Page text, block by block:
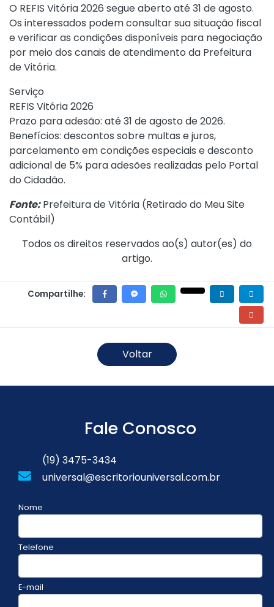
O REFIS Vitória 2026 segue aberto até 31 de agosto.
Os interessados podem consultar sua situação fiscal
e verificar as condições disponíveis para negociação
por meio dos canais de atendimento da Prefeitura
de Vitória.
Serviço
REFIS Vitória 2026
Prazo para adesão: até 31 de agosto de 2026.
Benefícios: descontos sobre multas e juros,
parcelamento em condições especiais e desconto
adicional de 5% para adesões realizadas pelo Portal
do Cidadão.
Fonte:Prefeitura de Vitória (Retirado do Meu Site
Contábil)
Todos os direitos reservados ao(s) autor(es) do
artigo.
Compartilhe:
Voltar
Fale Conosco
(19) 3475-3434
universal@escritoriouniversal.com.br
Nome
Telefone
E-mail